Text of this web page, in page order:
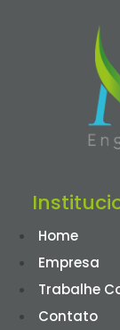
Home
Empresa
Trabalhe
Contato